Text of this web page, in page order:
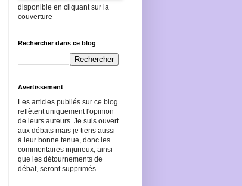
disponible en cliquant sur la
couverture
Rechercher dans ce blog
Avertissement
Les articles publiés sur ce blog
reflètent uniquement l'opinion
de leurs auteurs. Je suis ouvert
aux débats mais je tiens aussi
à leur bonne tenue, donc les
commentaires injurieux, ainsi
que les détournements de
débat, seront supprimés.